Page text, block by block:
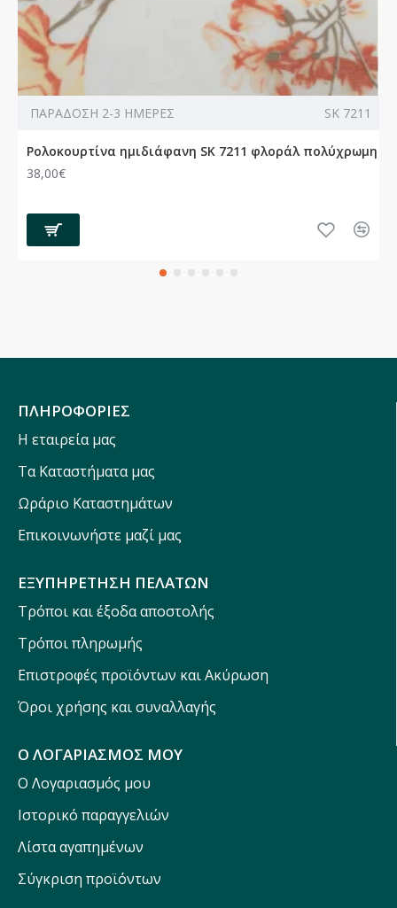
ΠΑΡΑΔΟΣΗ 2-3 ΗΜΕΡΕΣ SK 7211
Ρολοκουρτίνα ημιδιάφανη SK 7211 φλοράλ πολύχρωμη
38,00€
ΠΛΗΡΟΦΟΡΙΕΣ
Η εταιρεία μας
Τα Καταστήματα μας
Ωράριο Καταστημάτων
Επικοινωνήστε μαζί μας
ΕΞΥΠΗΡΕΤΗΣΗ ΠΕΛΑΤΩΝ
Τρόποι και έξοδα αποστολής
Τρόποι πληρωμής
Επιστροφές προϊόντων και Ακύρωση
Όροι χρήσης και συναλλαγής
Ο ΛΟΓΑΡΙΑΣΜΟΣ ΜΟΥ
Ο Λογαριασμός μου
Ιστορικό παραγγελιών
Λίστα αγαπημένων
Σύγκριση προϊόντων